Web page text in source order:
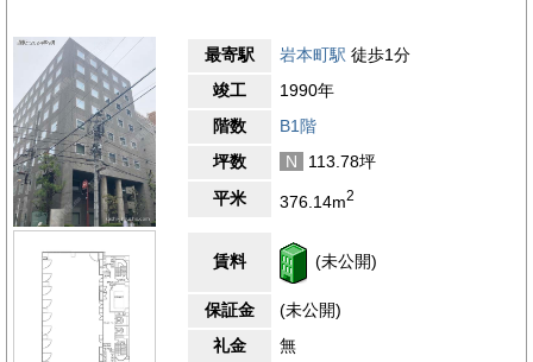
最寄駅 岩本町駅 徒歩1分
竣工
1990年
階数
B1階
坪数
N
113.78坪
平米
376.14m2
賃料 (未公開)
保証金
(未公開)
礼金
無